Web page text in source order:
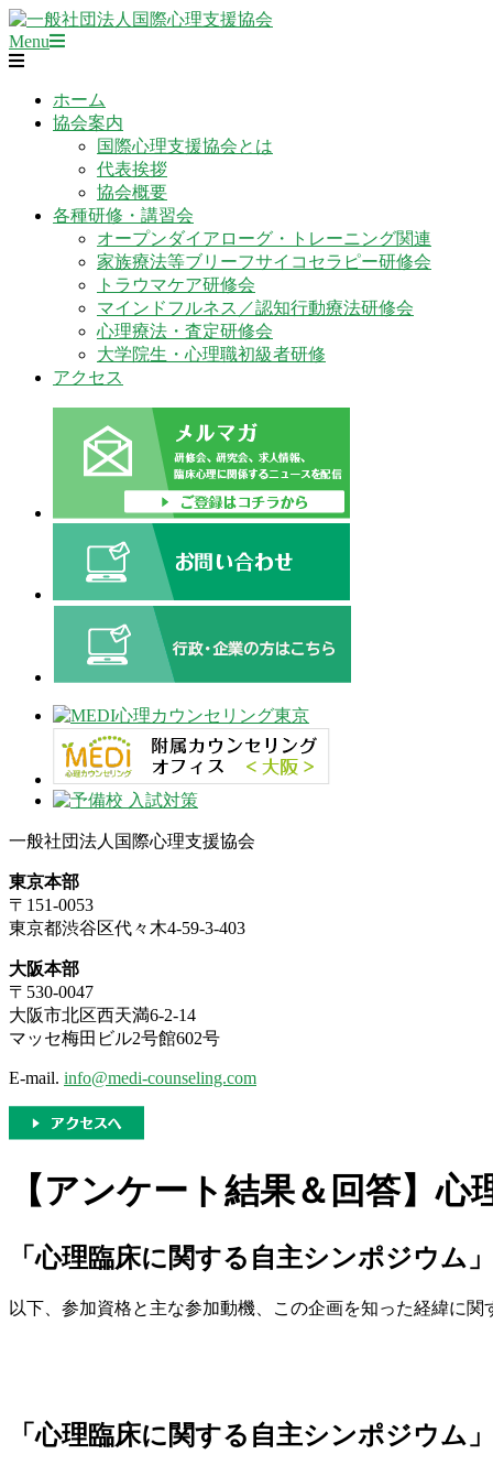
Skip
to
content
一
般
Primary
Navigation
Menu
ホーム
協会案内
国際心理支援協会とは
代表挨拶
協会概要
各種研修・講習会
オープンダイアローグ・トレーニング関連
家族療法等ブリーフサイコセラピー研修会
トラウマケア研修会
マインドフルネス／認知行動療法研修会
心理療法・査定研修会
大学院生・心理職初級者研修
アクセス
一般社団法人国際心理支援協会
東京本部
〒151-0053
東京都渋谷区代々木4-59-3-403
大阪本部
〒530-0047
大阪市北区西天満6-2-14
マッセ梅田ビル2号館602号
E-mail. info@medi-counseling.com
【アンケート結果＆回答】
「心理臨床に関する自主シンポジウム
以下、参加資格と主な参加動機、この企画を知った経緯に
「心理臨床に関する自主シンポジウム